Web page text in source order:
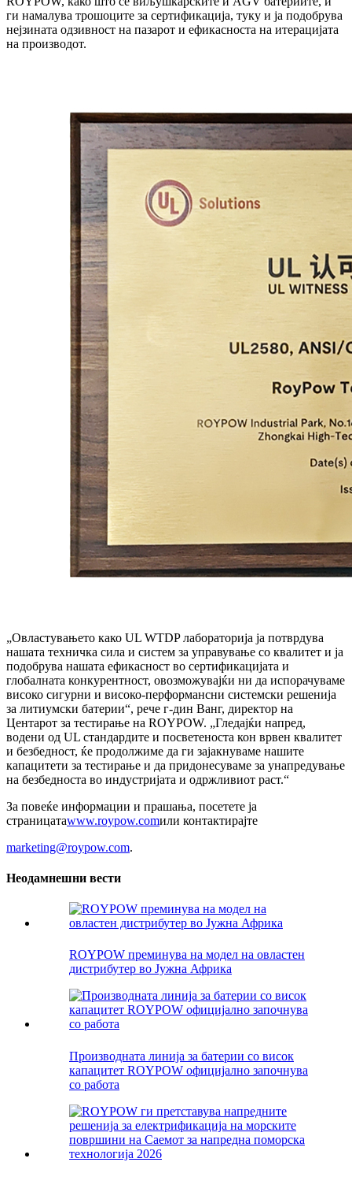
ги намалува трошоците за сертификација, туку и ја подобрува
нејзината одзивност на пазарот и ефикасноста на итерацијата
на производот.
„Овластувањето како UL WTDP лабораторија ја потврдува
нашата техничка сила и систем за управување со квалитет и ја
подобрува нашата ефикасност во сертификацијата и
глобалната конкурентност, овозможувајќи ни да испорачуваме
високо сигурни и високо-перформансни системски решенија
за литиумски батерии“, рече г-дин Ванг, директор на
Центарот за тестирање на ROYPOW. „Гледајќи напред,
водени од UL стандардите и посветеноста кон врвен квалитет
и безбедност, ќе продолжиме да ги зајакнуваме нашите
капацитети за тестирање и да придонесуваме за унапредување
на безбедноста во индустријата и одржливиот раст.“
За повеќе информации и прашања, посетете ја
страницатаwww.roypow.comили контактирајте
marketing@roypow.com.
Неодамнешни вести
ROYPOW преминува на модел на овластен
дистрибутер во Јужна Африка
Производната линија за батерии со висок
капацитет ROYPOW официјално започнува
со работа